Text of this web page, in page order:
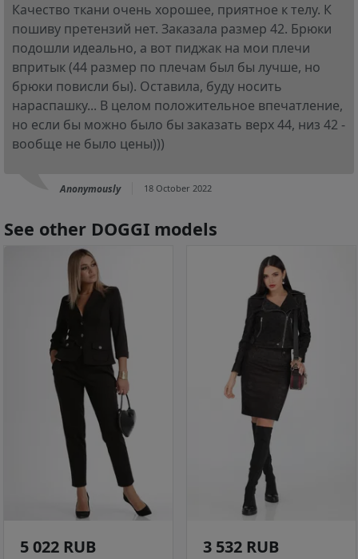
Качество ткани очень хорошее, приятное к телу. К
пошиву претензий нет. Заказала размер 42. Брюки
подошли идеально, а вот пиджак на мои плечи
впритык (44 размер по плечам был бы лучше, но
брюки повисли бы). Оставила, буду носить
нараспашку... В целом положительное впечатление,
но если бы можно было бы заказать верх 44, низ 42 -
вообще не было цены)))
Anonymously 18 October 2022
See other DOGGI models
5 022 RUB 3 532 RUB